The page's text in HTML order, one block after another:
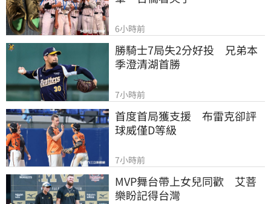
6小時前
勝騎士7局失2分好投　兄弟本
季澄清湖首勝
7小時前
首度首局獲支援　布雷克卻評
球威僅D等級
7小時前
MVP舞台帶上女兒同歡　艾菩
樂盼記得台灣